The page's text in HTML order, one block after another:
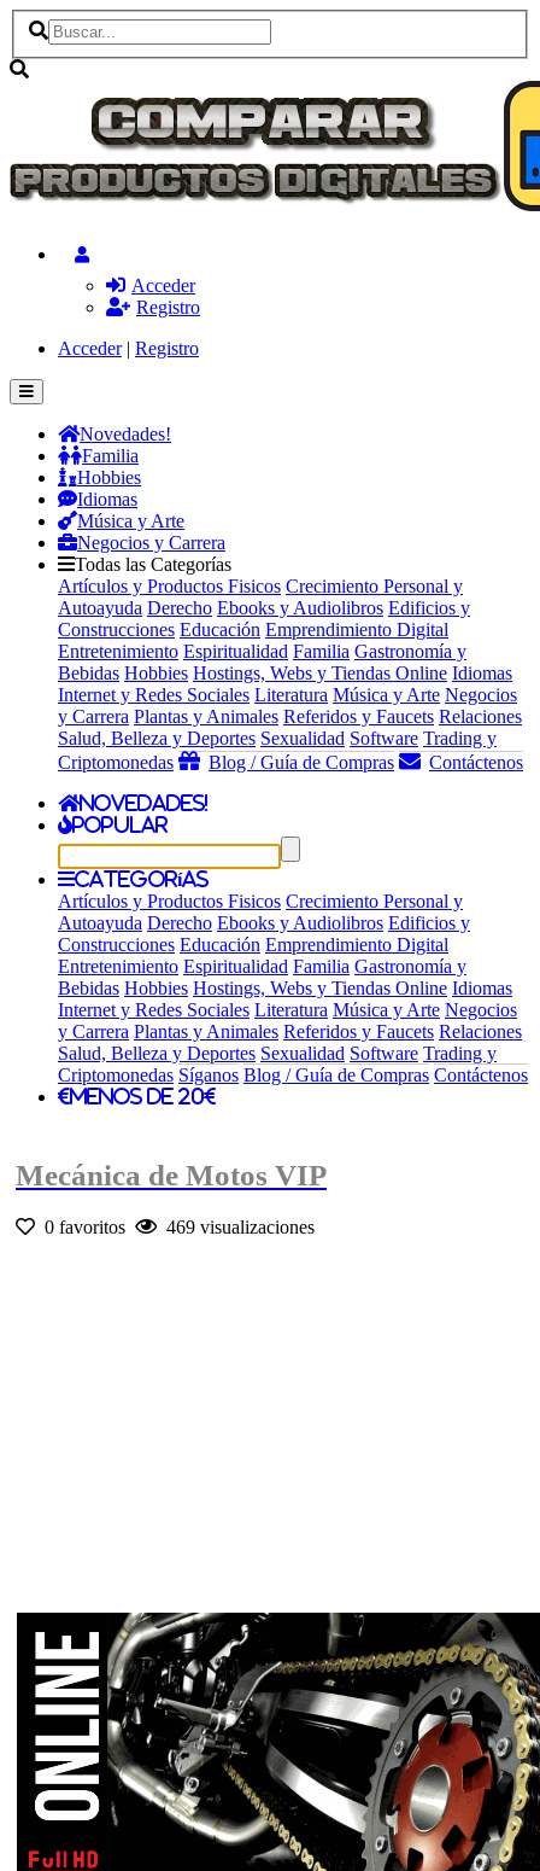
Acceder
Registro
Acceder| Registro
Novedades!
Familia
Hobbies
Idiomas
Música y Arte
Negocios y Carrera
Todas las Categorías
Artículos y Productos Fisicos Crecimiento Personal y
Autoayuda Derecho Ebooks y Audiolibros Edificios y
Construcciones Educación Emprendimiento Digital
Entretenimiento Espiritualidad Familia Gastronomía y
Bebidas Hobbies Hostings, Webs y Tiendas Online Idiomas
Internet y Redes Sociales Literatura Música y Arte Negocios
y Carrera Plantas y Animales Referidos y Faucets Relaciones
Salud, Belleza y Deportes Sexualidad Software Trading y
Criptomonedas
Blog / Guía de Compras Contáctenos
Novedades!
Popular
Categorías
Artículos y Productos Fisicos Crecimiento Personal y
Autoayuda Derecho Ebooks y Audiolibros Edificios y
Construcciones Educación Emprendimiento Digital
Entretenimiento Espiritualidad Familia Gastronomía y
Bebidas Hobbies Hostings, Webs y Tiendas Online Idiomas
Internet y Redes Sociales Literatura Música y Arte Negocios
y Carrera Plantas y Animales Referidos y Faucets Relaciones
Salud, Belleza y Deportes Sexualidad Software Trading y
Criptomonedas Síganos Blog / Guía de Compras Contáctenos
Menos de 20€
Mecánica de Motos VIP
0 favoritos 469 visualizaciones